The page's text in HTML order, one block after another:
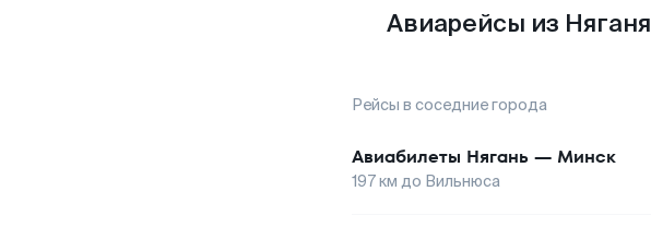
Авиарейсы из
Рейсы в соседние города
Авиабилеты Нягань — Минск
197км до Вильнюса